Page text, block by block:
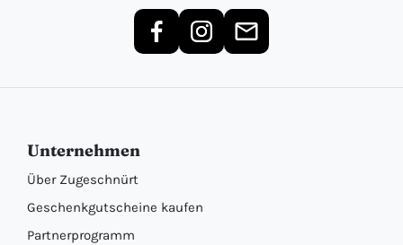
Unternehmen
Über Zugeschnürt
Geschenkgutscheine kaufen
Partnerprogramm